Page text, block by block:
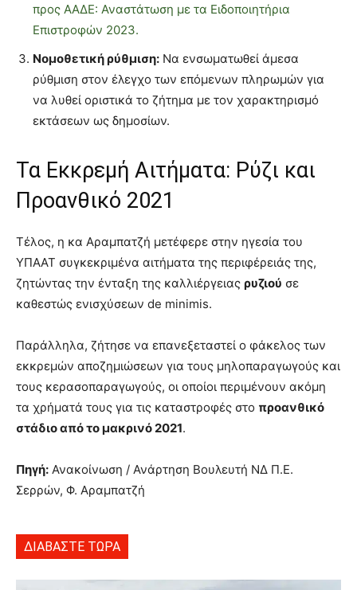
προς ΑΑΔΕ: Αναστάτωση με τα Ειδοποιητήρια
Επιστροφών 2023.
Νομοθετική ρύθμιση: Να ενσωματωθεί άμεσα
ρύθμιση στον έλεγχο των επόμενων πληρωμών για
να λυθεί οριστικά το ζήτημα με τον χαρακτηρισμό
εκτάσεων ως δημοσίων.
Τα Εκκρεμή Αιτήματα: Ρύζι και
Προανθικό 2021
Τέλος, η κα Αραμπατζή μετέφερε στην ηγεσία του
ΥΠΑΑΤ συγκεκριμένα αιτήματα της περιφέρειάς της,
ζητώντας την ένταξη της καλλιέργειας ρυζιού σε
καθεστώς ενισχύσεων de minimis.
Παράλληλα, ζήτησε να επανεξεταστεί ο φάκελος των
εκκρεμών αποζημιώσεων για τους μηλοπαραγωγούς και
τους κερασοπαραγωγούς, οι οποίοι περιμένουν ακόμη
τα χρήματά τους για τις καταστροφές στο προανθικό
στάδιο από το μακρινό 2021.
Πηγή: Ανακοίνωση / Ανάρτηση Βουλευτή ΝΔ Π.Ε.
Σερρών, Φ. Αραμπατζή
ΔΙΑΒΑΣΤΕ ΤΩΡΑ